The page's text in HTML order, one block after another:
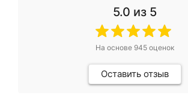
5.0 из 5
На основе 945оценок
Оставить отзыв